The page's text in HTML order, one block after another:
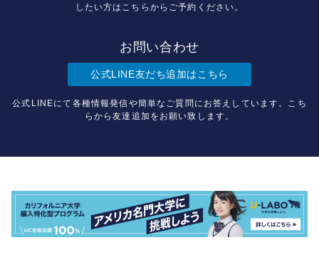
したい方はこちらからご予約ください。
お問い合わせ
公式LINE友だち追加はこちら
公式LINEにて各種情報発信や簡単なご質問にお答えしています。こち
らから友達追加をお願い致します。